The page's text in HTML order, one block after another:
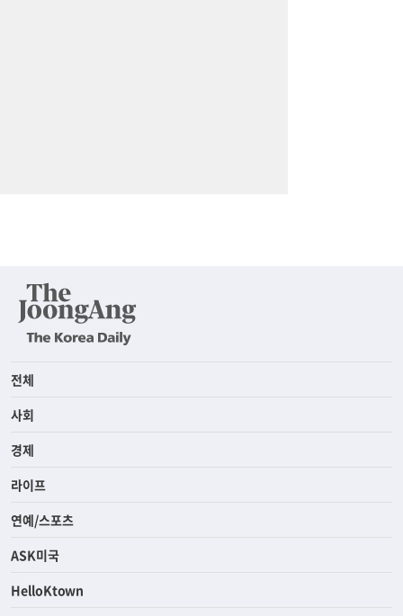
전체
사회
경제
라이프
연예/스포츠
ASK미국
HelloKtown